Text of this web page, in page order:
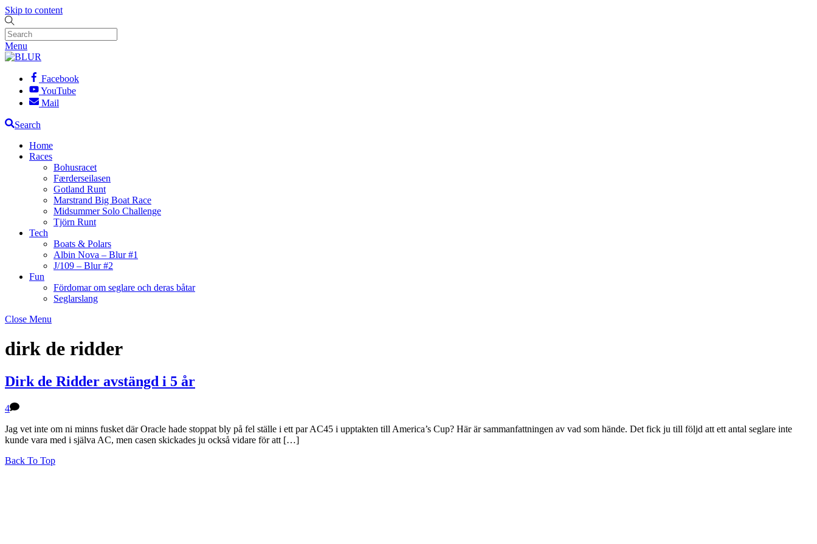
Skip to content
Menu
Facebook
YouTube
Mail
Search
Home
Races
Bohusracet
Færderseilasen
Gotland Runt
Marstrand Big Boat Race
Midsummer Solo Challenge
Tjörn Runt
Tech
Boats & Polars
Albin Nova – Blur #1
J/109 – Blur #2
Fun
Fördomar om seglare och deras båtar
Seglarslang
Close Menu
dirk de ridder
Dirk de Ridder avstängd i 5 år
4
Jag vet inte om ni minns fusket där Oracle hade stoppat bly på fel ställe i ett par AC45 i upptakten till America’s Cup? Här är sammanfattningen av vad som hände. Det fick ju till följd att ett antal seglare inte
kunde vara med i själva AC, men casen skickades ju också vidare för att […]
Back To Top